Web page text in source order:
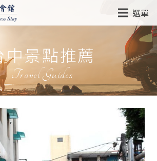
選單
中景點推薦
Travel Guides